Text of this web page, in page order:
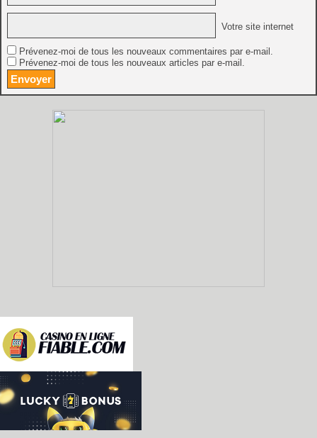
Votre site internet
Prévenez-moi de tous les nouveaux commentaires par e-mail.
Prévenez-moi de tous les nouveaux articles par e-mail.